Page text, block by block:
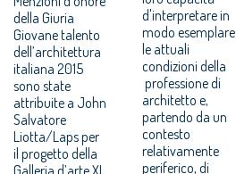
della Giuria
Giovane talento
dell’architettura
italiana 2015
sono state
attribuite a John
Salvatore
Liotta/Laps per
il progetto della
Galleria d’arte XL
d'interpretare in
modo esemplare
le attuali
condizioni della
professione di
architetto e,
partendo da un
contesto
relativamente
periferico, di